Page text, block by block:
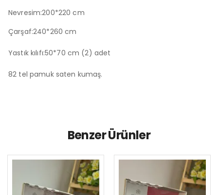
Nevresim:200*220 cm
Çarşaf:240*260 cm
Yastık kılıfı:50*70 cm (2) adet
82 tel pamuk saten kumaş.
Benzer Ürünler